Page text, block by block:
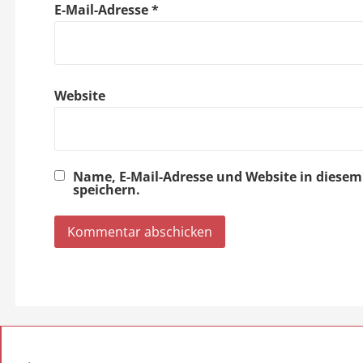
E-Mail-Adresse*
Website
Name, E-Mail-Adresse und Website in
speichern.